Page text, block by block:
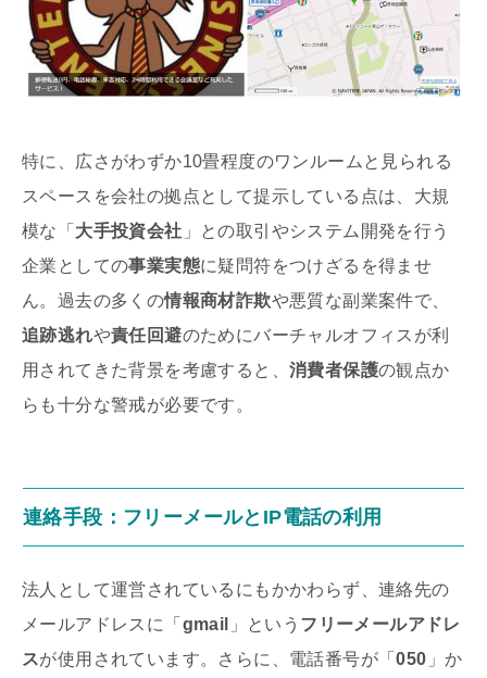
特に、広さがわずか10畳程度のワンルームと見られる
スペースを会社の拠点として提示している点は、大規
模な「 大手投資会社 」との取引やシステム開発を行う
企業としての事業実態に疑問符をつけざるを得ませ
ん。過去の多くの情報商材詐欺や悪質な副業案件で、
追跡逃れや責任回避のためにバーチャルオフィスが利
用されてきた背景を考慮すると、 消費者保護の観点か
らも十分な警戒が必要です。
連絡手段：フリーメールとIP電話の利用
法人として運営されているにもかかわらず、連絡先の
メールアドレスに「 gmail 」という フリーメールアドレ
スが使用されています。さらに、電話番号が「050 」か